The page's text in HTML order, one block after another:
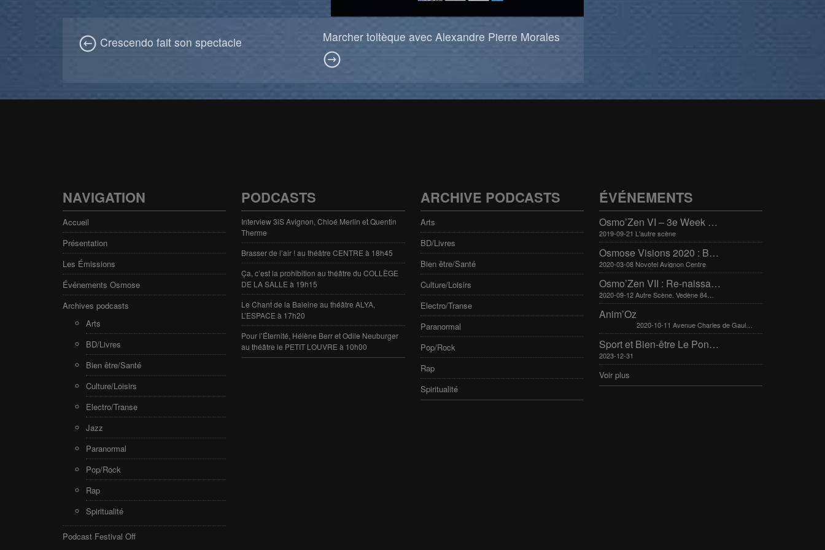
Crescendo fait son spectacle Marcher toltèque avec Alexandre Pierre Morales
NAVIGATION
Accueil
Présentation
Les Émissions
Événements Osmose
Archives podcasts
Arts
BD/Livres
Bien être/Santé
Culture/Loisirs
Electro/Transe
Jazz
Paranormal
Pop/Rock
Rap
Spiritualité
Podcast Festival Off
PODCASTS
Interview 3iS Avignon, Chloé Merlin et Quentin
Therme
Brasser de l’air ! au théâtre CENTRE à 18h45
Ça, c’est la prohibition au théâtre du COLLÈGE
DE LA SALLE à 19h15
Le Chant de la Baleine au théâtre ALYA,
L’ESPACE à 17h20
Pour l’Éternité, Hélène Berr et Odile Neuburger
au théâtre le PETIT LOUVRE à 10h00
ARCHIVE PODCASTS
Arts
BD/Livres
Bien être/Santé
Culture/Loisirs
Electro/Transe
Paranormal
Pop/Rock
Rap
Spiritualité
ÉVÉNEMENTS
Osmo’Zen VI – 3e Week end international du bien-être
2019-09-21 L'autre scène
Osmose Visions 2020 : Bien-être et arts divinatoires
2020-03-08 Novotel Avignon Centre
Osmo’Zen VII : Re-naissance
2020-09-12 Autre Scène, Vedène 84270
Anim’Oz
2020-10-11 Avenue Charles de Gaulle 30400 Villeneuve-Lès-Avignon
Sport et Bien-être Le Pontet 16-17 mars 2024
2023-12-31
Voir plus